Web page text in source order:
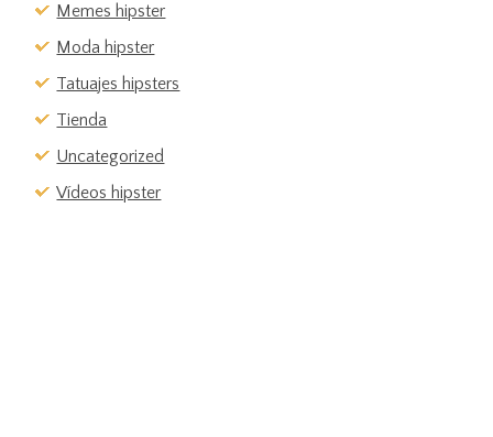
Memes hipster
Moda hipster
Tatuajes hipsters
Tienda
Uncategorized
Vídeos hipster